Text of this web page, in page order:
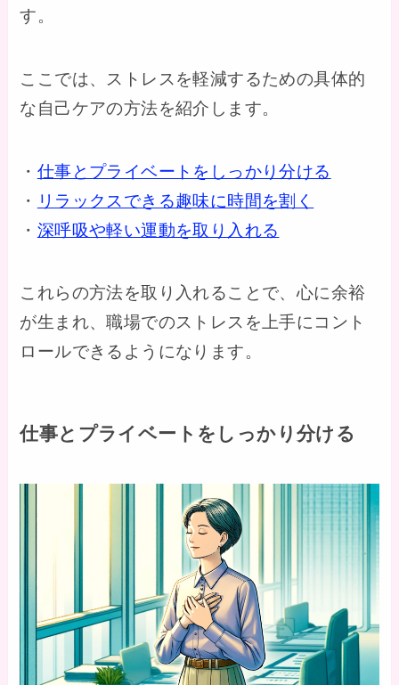
す。
ここでは、ストレスを軽減するための具体的
な自己ケアの方法を紹介します。
・ 仕事とプライベートをしっかり分ける
・ リラックスできる趣味に時間を割く
・ 深呼吸や軽い運動を取り入れる
これらの方法を取り入れることで、心に余裕
が生まれ、職場でのストレスを上手にコント
ロールできるようになります。
仕事とプライベートをしっかり分ける